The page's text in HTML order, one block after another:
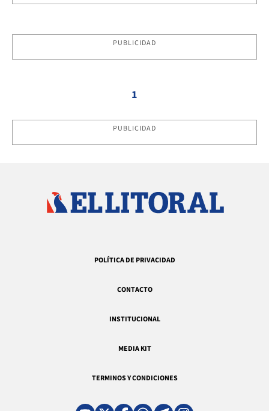
PUBLICIDAD
1
PUBLICIDAD
POLÍTICA DE PRIVACIDAD
CONTACTO
INSTITUCIONAL
MEDIA KIT
TERMINOS Y CONDICIONES